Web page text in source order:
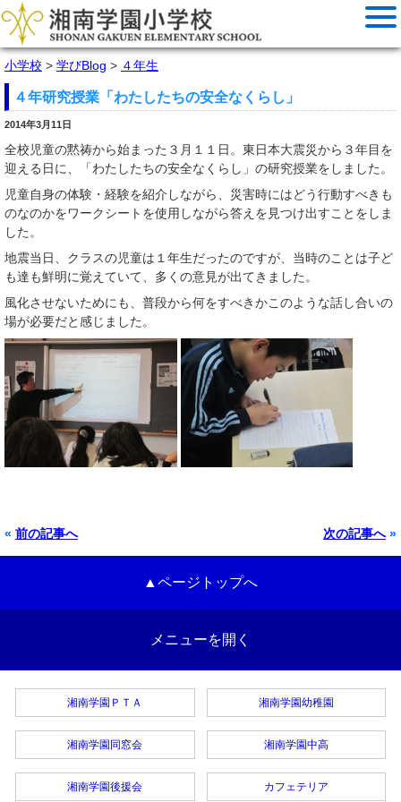
小学校 > 学びBlog > ４年生
４年研究授業「わたしたちの安全なくらし」
2014年3月11日
全校児童の黙祷から始まった３月１１日。東日本大震災から３年目を
迎える日に、「わたしたちの安全なくらし」の研究授業をしました。
児童自身の体験・経験を紹介しながら、災害時にはどう行動すべきも
のなのかをワークシートを使用しながら答えを見つけ出すことをしま
した。
地震当日、クラスの児童は１年生だったのですが、当時のことは子ど
も達も鮮明に覚えていて、多くの意見が出てきました。
風化させないためにも、普段から何をすべきかこのような話し合いの
場が必要だと感じました。
« 前の記事へ 次の記事へ»
▲ページトップへ
メニューを開く
湘南学園ＰＴＡ
湘南学園同窓会
湘南学園後援会
湘南学園幼稚園
湘南学園中高
カフェテリア